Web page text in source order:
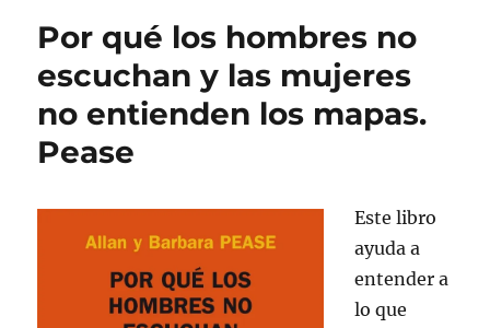
Por qué los hombres no
escuchan y las mujeres
no entienden los mapas.
Pease
Este libro
ayuda a
entender a
lo que